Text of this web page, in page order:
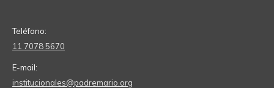
Teléfono:
11 7078 5670
E-mail:
institucionales@padremario.org